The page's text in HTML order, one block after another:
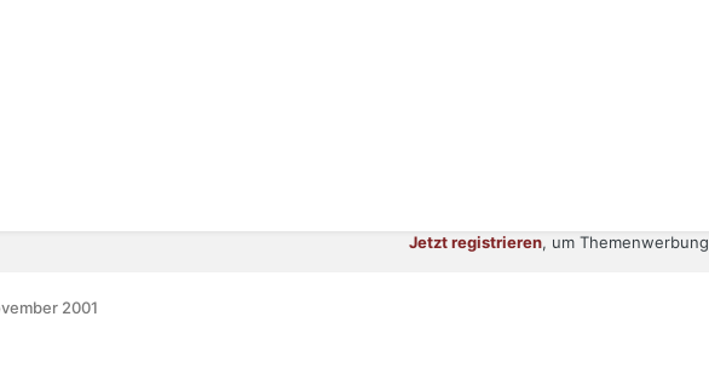
Jetzt registrieren, um
2001